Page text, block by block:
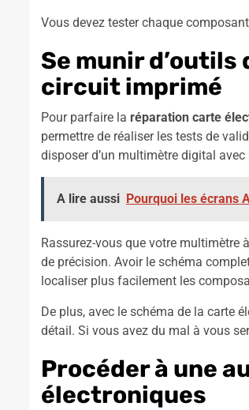
Vous devez tester chaque
Se munir
circuit imprimé
Pour parfaire la réparation carte
permettre de réaliser les tests de
disposer d’un multimètre digital
A lire aussi Pourquoi les écrans
Rassurez-vous que votre multimètre
de précision. Avoir le schéma
localiser plus facilement les
De plus, avec le schéma de la carte
détail. Si vous avez du mal à vous
Procéder à une
électroniques